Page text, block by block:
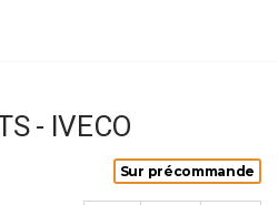
- IVECO
Sur précommande